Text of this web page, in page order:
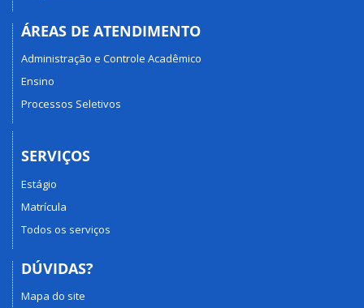
ÁREAS DE ATENDIMENTO
Administração e Controle Acadêmico
Ensino
Processos Seletivos
SERVIÇOS
Estágio
Matrícula
Todos os serviços
DÚVIDAS?
Mapa do site